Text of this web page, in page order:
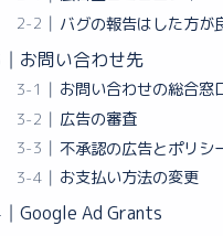
バグの報告はした方が
お問い合わせ先
お問い合わせの総合窓
広告の審査
不承認の広告とポリシ
お支払い方法の変更
Google Ad Grants